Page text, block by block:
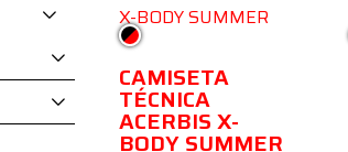
Negro/Rojo
CAMISETA
TÉCNICA
ACERBIS X-
BODY SUMMER